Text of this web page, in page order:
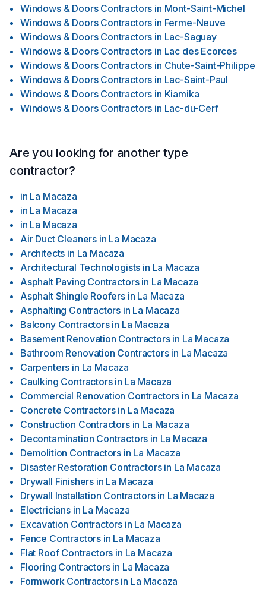
Windows & Doors Contractors in Mont-Saint-Michel
Windows & Doors Contractors in Ferme-Neuve
Windows & Doors Contractors in Lac-Saguay
Windows & Doors Contractors in Lac des Ecorces
Windows & Doors Contractors in Chute-Saint-Philippe
Windows & Doors Contractors in Lac-Saint-Paul
Windows & Doors Contractors in Kiamika
Windows & Doors Contractors in Lac-du-Cerf
Are you looking for another type
contractor?
in La Macaza
in La Macaza
in La Macaza
Air Duct Cleaners in La Macaza
Architects in La Macaza
Architectural Technologists in La Macaza
Asphalt Paving Contractors in La Macaza
Asphalt Shingle Roofers in La Macaza
Asphalting Contractors in La Macaza
Balcony Contractors in La Macaza
Basement Renovation Contractors in La Macaza
Bathroom Renovation Contractors in La Macaza
Carpenters in La Macaza
Caulking Contractors in La Macaza
Commercial Renovation Contractors in La Macaza
Concrete Contractors in La Macaza
Construction Contractors in La Macaza
Decontamination Contractors in La Macaza
Demolition Contractors in La Macaza
Disaster Restoration Contractors in La Macaza
Drywall Finishers in La Macaza
Drywall Installation Contractors in La Macaza
Electricians in La Macaza
Excavation Contractors in La Macaza
Fence Contractors in La Macaza
Flat Roof Contractors in La Macaza
Flooring Contractors in La Macaza
Formwork Contractors in La Macaza